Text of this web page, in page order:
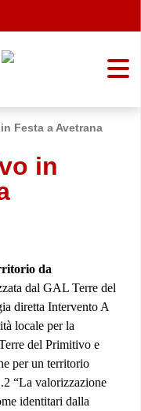
Festa a Avetrana
in
da
dal GAL Terre del
diretta Intervento A
locale per la
del Primitivo e
per un territorio
“La valorizzazione
identitari dalla